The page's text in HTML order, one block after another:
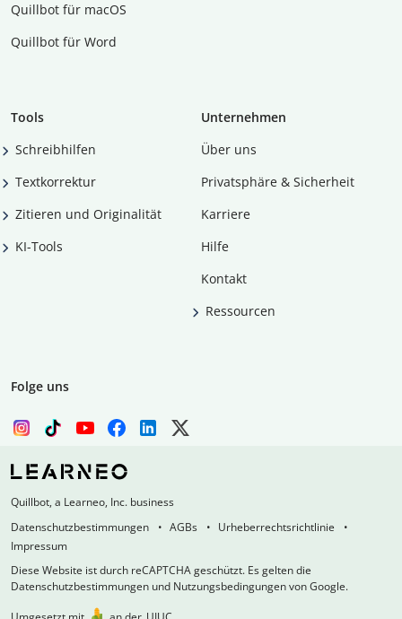
Quillbot für macOS
Quillbot für Word
Tools
Schreibhilfen
Textkorrektur
Zitieren und Originalität
KI-Tools
Unternehmen
Über uns
Privatsphäre & Sicherheit
Karriere
Hilfe
Kontakt
Ressourcen
Folge uns
Quillbot, a Learneo, Inc. business
Datenschutzbestimmungen
AGBs
Urheberrechtsrichtlinie
Impressum
Diese Website ist durch reCAPTCHA geschützt. Es gelten die
Datenschutzbestimmungen und Nutzungsbedingungen von Google.